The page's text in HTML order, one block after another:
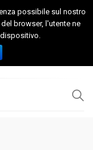
nella Capitanata
possibile sul nostro
browser, l'utente ne